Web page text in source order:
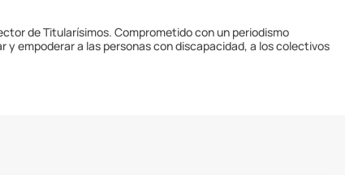
de Titularísimos. Comprometido con un periodismo
y empoderar a las personas con discapacidad, a los colectivos